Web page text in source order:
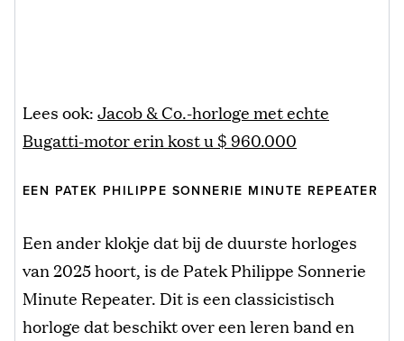
Lees ook:Jacob & Co.-horloge met echte
Bugatti-motor erin kost u $ 960.000
EEN PATEK PHILIPPE SONNERIE MINUTE REPEATER
Een ander klokje dat bij de duurste horloges
van 2025 hoort, is de Patek Philippe Sonnerie
Minute Repeater. Dit is een classicistisch
horloge dat beschikt over een leren band en